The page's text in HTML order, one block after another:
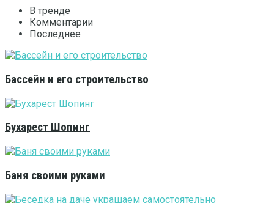
В тренде
Комментарии
Последнее
Бассейн и его строительство
Бухарест Шопинг
Баня своими руками